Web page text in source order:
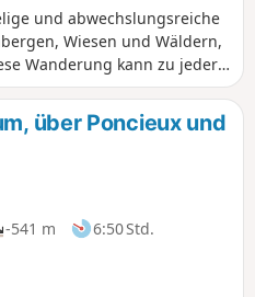
und abwechslungsreiche
Wiesen und Wäldern,
Wanderung kann zu jeder
ist jedoch ideal im Herbst,
zurückgelassenen
wilde Kastanien sammeln
über Poncieux und
-541 m
6:50 Std.